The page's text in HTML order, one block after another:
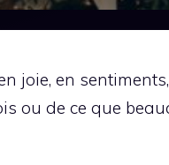
joie, en
ou de ce que